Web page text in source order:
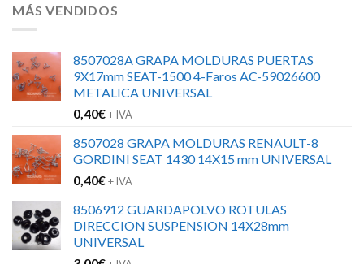
MÁS VENDIDOS
8507028A GRAPA MOLDURAS PUERTAS
9X17mm SEAT-1500 4-Faros AC-59026600
METALICA UNIVERSAL
0,40€+ IVA
8507028 GRAPA MOLDURAS RENAULT-8
GORDINI SEAT 1430 14X15 mm UNIVERSAL
0,40€+ IVA
8506912 GUARDAPOLVO ROTULAS
DIRECCION SUSPENSION 14X28mm
UNIVERSAL